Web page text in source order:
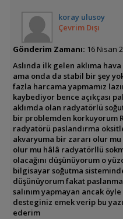
koray ulusoy
Çevrim Dışı
Gönderim Zamanı: 16 Nisan
Aslında ilk gelen aklıma
ama onda da stabil bir şey
fazla harcama yapmamız
kaybediyor bence açıkçası
aklımda olan radyatörlü
bir problemden korkuyorum
radyatörü paslandırma
akvaryuma bir zararı olur
olur mu hâlâ radyatörllü
olacağını düşünüyorum o
bilgisayar soğutma
düşünüyorum fakat
salınım yapmayan ancak
desteginiz emek verip bu
ederim